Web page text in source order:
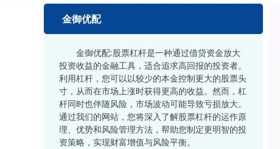
金御优配
金御优配:股票杠杆是一种通过借贷资金放大
投资收益的金融工具，适合追求高回报的投资者。
利用杠杆，您可以以较少的本金控制更大的股票头
寸，从而在市场上涨时获得更高的收益。然而，杠
杆同时也伴随风险，市场波动可能导致亏损放大。
通过我们的网站，您将深入了解股票杠杆的运作原
理、优势和风险管理方法，帮助您制定更明智的投
资策略，实现财富增值与风险平衡。